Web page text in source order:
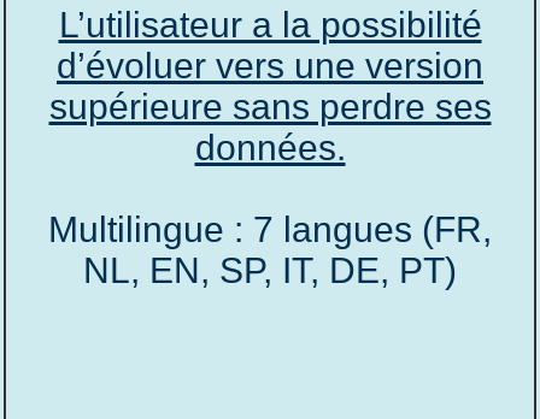
L’utilisateur a la possibilité
d’évoluer vers une version
supérieure sans perdre ses
données.
Multilingue : 7 langues (FR,
NL, EN, SP, IT, DE, PT)